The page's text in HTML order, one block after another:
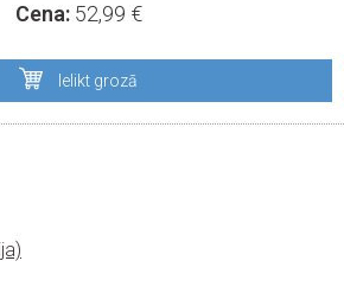
Cena: 52,99 €
Ielikt grozā